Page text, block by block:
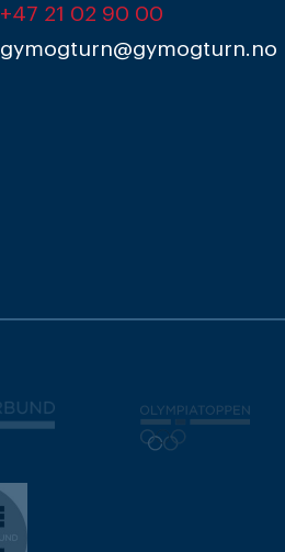
+47 21 02 90 00
gymogturn@gymogturn.no